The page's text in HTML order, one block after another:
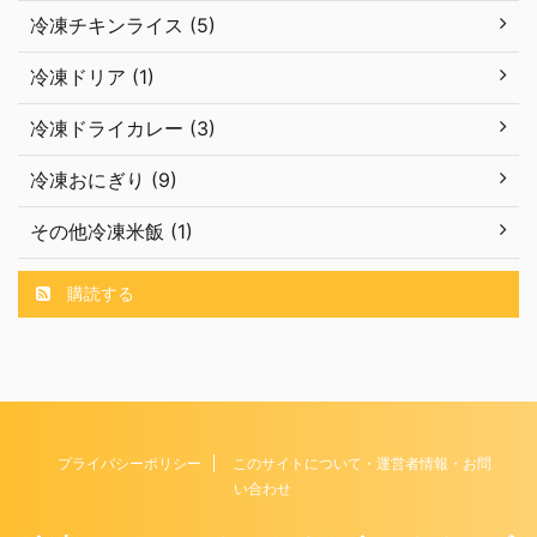
冷凍チキンライス (5)
冷凍ドリア (1)
冷凍ドライカレー (3)
冷凍おにぎり (9)
その他冷凍米飯 (1)
購読する
プライバシーポリシー
このサイトについて・運営者情報・お問
い合わせ